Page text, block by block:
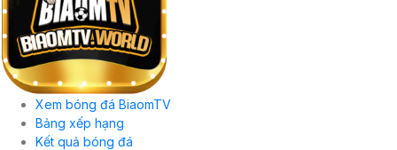
Xem bóng đá BiaomTV
Bảng xếp hạng
Kết quả bóng đá